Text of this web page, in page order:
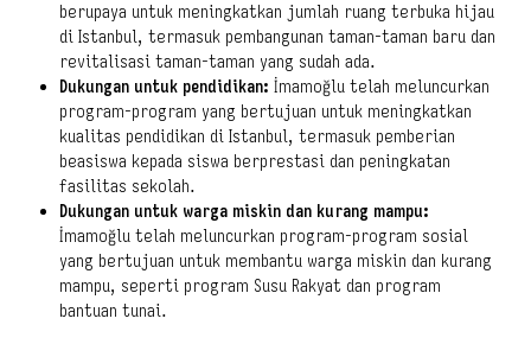
berupaya untuk meningkatkan jumlah ruang terbuka hijau
di Istanbul, termasuk pembangunan taman-taman baru dan
revitalisasi taman-taman yang sudah ada.
Dukungan untuk pendidikan: İmamoğlu telah meluncurkan
program-program yang bertujuan untuk meningkatkan
kualitas pendidikan di Istanbul, termasuk pemberian
beasiswa kepada siswa berprestasi dan peningkatan
fasilitas sekolah.
Dukungan untuk warga miskin dan kurang mampu:
İmamoğlu telah meluncurkan program-program sosial
yang bertujuan untuk membantu warga miskin dan kurang
mampu, seperti program Susu Rakyat dan program
bantuan tunai.